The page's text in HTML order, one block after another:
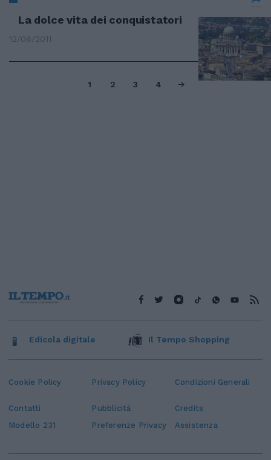
La dolce vita dei conquistatori
12/06/2011
1 2 3 4
Cookie Policy Privacy Policy Condizioni Generali
Contatti Pubblicità
Credits
Modello 231
Preferenze Privacy Assistenza
Edicola digitale Il Tempo Shopping